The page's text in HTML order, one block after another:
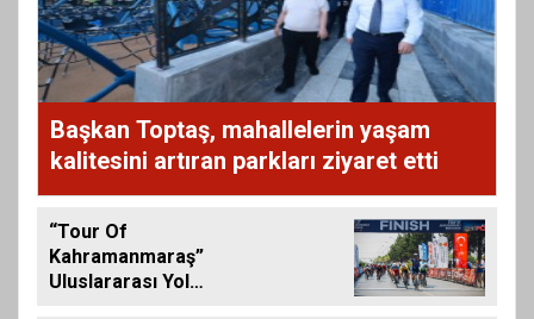
Başkan Toptaş, mahallelerin yaşam
kalitesini artıran parkları ziyaret etti
“Tour Of
Kahramanmaraş”
Uluslararası Yol